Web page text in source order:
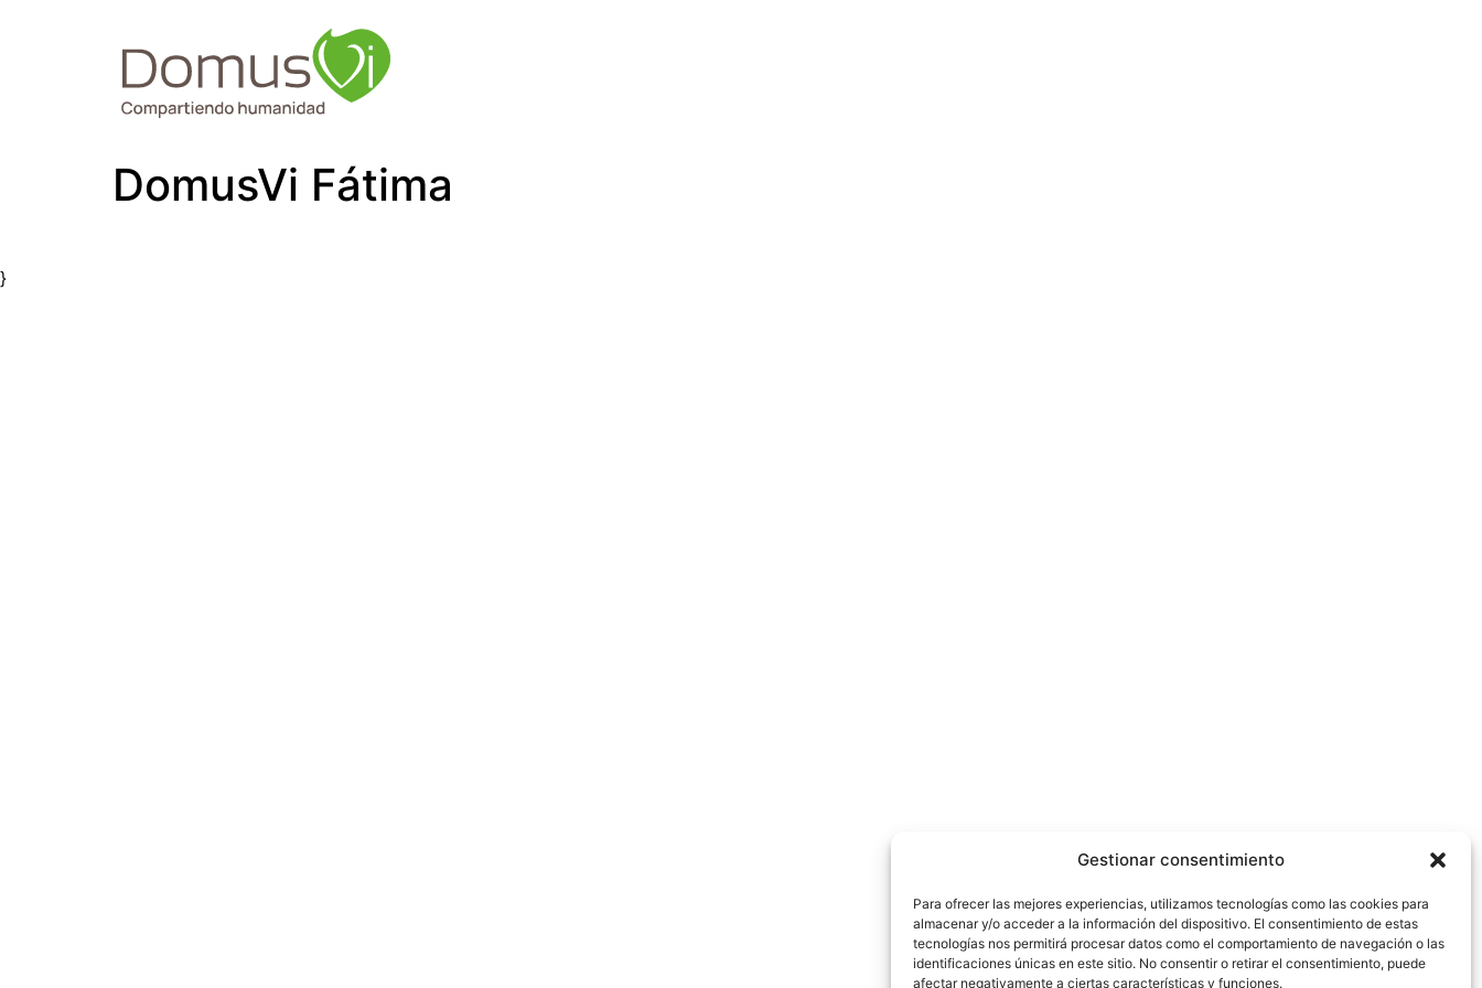
Gestionar consentimiento
Para ofrecer las mejores experiencias, utilizamos tecnologías como las cookies para
almacenar y/o acceder a la información del dispositivo. El consentimiento de estas
tecnologías nos permitirá procesar datos como el comportamiento de navegación o las
identificaciones únicas en este sitio. No consentir o retirar el consentimiento, puede
afectar negativamente a ciertas características y funciones.
DomusVi Fátima
}